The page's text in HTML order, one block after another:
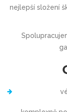
nejlepší složení